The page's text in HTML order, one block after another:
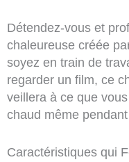
Détendez-vous et
chaleureuse créée
soyez en train de
regarder un film, ce
veillera à ce que
chaud même
Caractéristiques qui